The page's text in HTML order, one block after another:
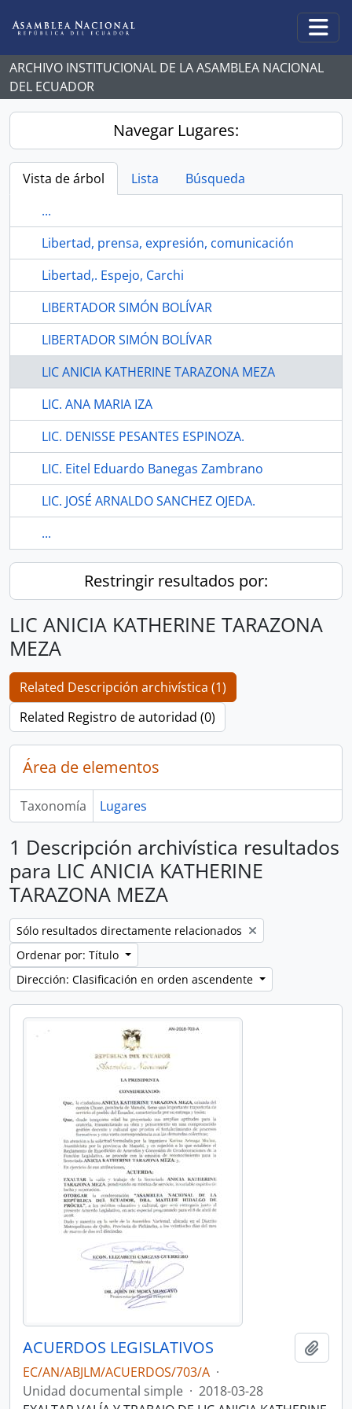
ARCHIVO INSTITUCIONAL DE LA ASAMBLEA NACIONAL
DEL ECUADOR
Navegar Lugares:
Vista de árbol Lista
Búsqueda
...
Libertad, prensa, expresión, comunicación
Libertad,. Espejo, Carchi
LIBERTADOR SIMÓN BOLÍVAR
LIBERTADOR SIMÓN BOLÍVAR
LIC ANICIA KATHERINE TARAZONA MEZA
LIC. ANA MARIA IZA
LIC. DENISSE PESANTES ESPINOZA.
LIC. Eitel Eduardo Banegas Zambrano
LIC. JOSÉ ARNALDO SANCHEZ OJEDA.
...
Restringir resultados por:
LIC ANICIA KATHERINE TARAZONA
MEZA
Related Descripción archivística (1)
Related Registro de autoridad (0)
Área de elementos
Taxonomía Lugares
1 Descripción archivística resultados
para LIC ANICIA KATHERINE
TARAZONA MEZA
Remove filter:
Sólo resultados directamente relacionados
Ordenar por: Título
Dirección: Clasificación en orden ascendente
ACUERDOS LEGISLATIVOS
EC/AN/ABJLM/ACUERDOS/703/A ·
Unidad documental simple · 2018-03-28